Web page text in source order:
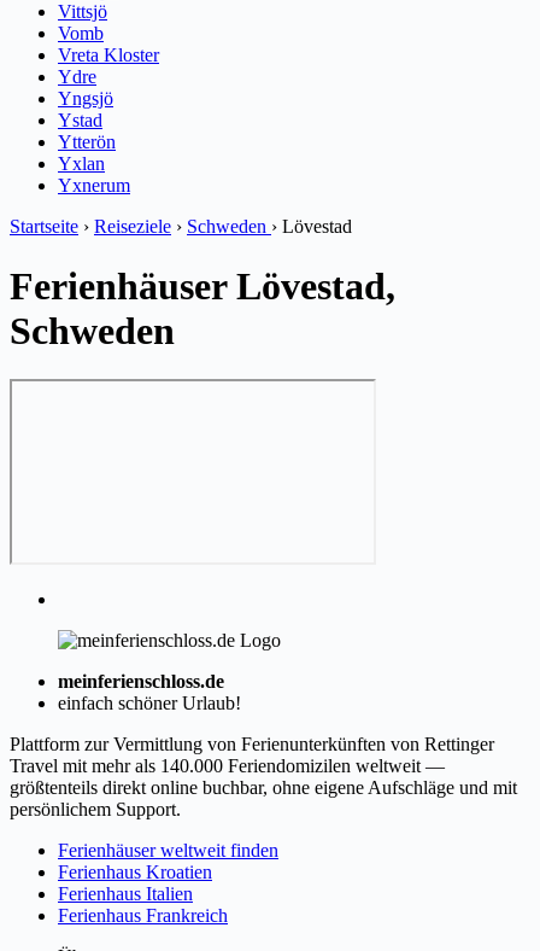
Vittsjö
Vomb
Vreta Kloster
Ydre
Yngsjö
Ystad
Ytterön
Yxlan
Yxnerum
Startseite › Reiseziele › Schweden › Lövestad
Ferienhäuser Lövestad,
Schweden
meinferienschloss.de
einfach schöner Urlaub!
Plattform zur Vermittlung von Ferienunterkünften von Rettinger
Travel mit mehr als 140.000 Feriendomizilen weltweit —
größtenteils direkt online buchbar, ohne eigene Aufschläge und mit
persönlichem Support.
Ferienhäuser weltweit finden
Ferienhaus Kroatien
Ferienhaus Italien
Ferienhaus Frankreich